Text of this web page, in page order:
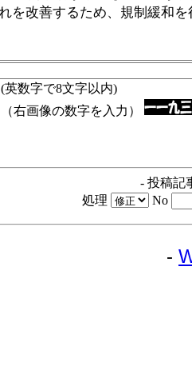
(英数字で8文字以内)
（右画像の数字を入力）
- 投稿記
処理
No
-